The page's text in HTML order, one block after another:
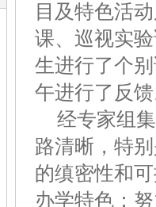
目及特色活
课、巡视实
生进行了个
午进行了反
经专家组
路清晰，特
的缜密性和
办学特色；